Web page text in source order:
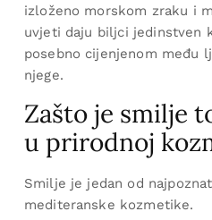
izloženo morskom zraku i
uvjeti daju biljci jedinstven
posebno cijenjenom među
njege.
Zašto je smilje
u prirodnoj
Smilje je jedan od
mediteranske kozmetike.